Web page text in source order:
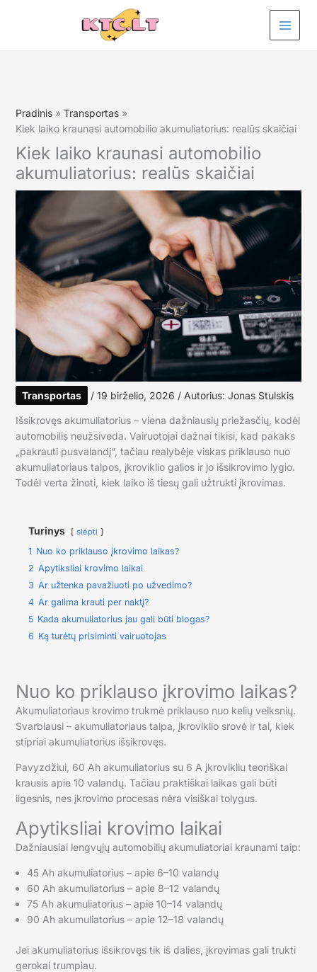
Pradinis
Transportas
Kiek laiko kraunasi automobilio akumuliatorius: realūs skaičiai
Kiek laiko kraunasi automobilio
akumuliatorius: realūs skaičiai
Transportas / 19 birželio, 2026 / Autorius: Jonas Stulskis
Išsikrovęs akumuliatorius – viena dažniausių priežasčių, kodėl
automobilis neužsiveda. Vairuotojai dažnai tikisi, kad pakaks
„pakrauti pusvalandį“, tačiau realybėje viskas priklauso nuo
akumuliatoriaus talpos, įkroviklio galios ir jo išsikrovimo lygio.
Todėl verta žinoti, kiek laiko iš tiesų gali užtrukti įkrovimas.
Turinys slėpti
1 Nuo ko priklauso įkrovimo laikas?
2 Apytiksliai krovimo laikai
3 Ar užtenka pavažiuoti po užvedimo?
4 Ar galima krauti per naktį?
5 Kada akumuliatorius jau gali būti blogas?
6 Ką turėtų prisiminti vairuotojas
Nuo ko priklauso įkrovimo laikas?
Akumuliatoriaus krovimo trukmė priklauso nuo kelių veiksnių.
Svarbiausi – akumuliatoriaus talpa, įkroviklio srovė ir tai, kiek
stipriai akumuliatorius išsikrovęs.
Pavyzdžiui, 60 Ah akumuliatorius su 6 A įkrovikliu teoriškai
krausis apie 10 valandų. Tačiau praktiškai laikas gali būti
ilgesnis, nes įkrovimo procesas nėra visiškai tolygus.
Apytiksliai krovimo laikai
Dažniausiai lengvųjų automobilių akumuliatoriai kraunami taip:
45 Ah akumuliatorius – apie 6–10 valandų
60 Ah akumuliatorius – apie 8–12 valandų
75 Ah akumuliatorius – apie 10–14 valandų
90 Ah akumuliatorius – apie 12–18 valandų
Jei akumuliatorius išsikrovęs tik iš dalies, įkrovimas gali trukti
gerokai trumpiau.